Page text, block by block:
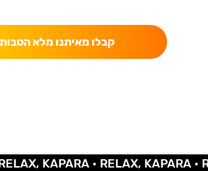
קבלו מאיתנו מלא הטבות
KAPARA •RELAX, KAPARA •